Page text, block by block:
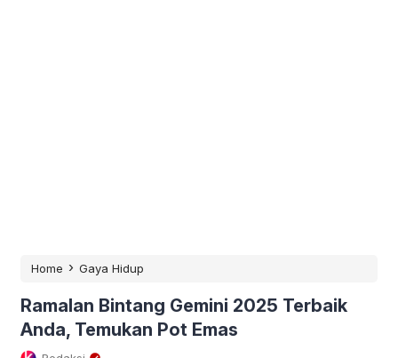
Home › Gaya Hidup
Ramalan Bintang Gemini 2025 Terbaik
Anda, Temukan Pot Emas